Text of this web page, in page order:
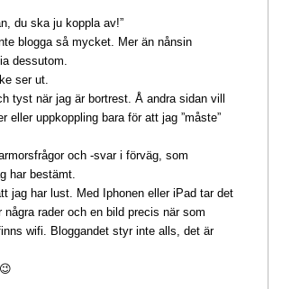
du ska ju koppla av!”
blogga så mycket. Mer än nånsin
dessutom.
ser ut.
tyst när jag är bortrest. Å andra sidan vill
uppkoppling bara för att jag ”måste”
och -svar i förväg, som
har bestämt.
jag har lust. Med Iphonen eller iPad tar det
rader och en bild precis när som
wifi. Bloggandet styr inte alls, det är